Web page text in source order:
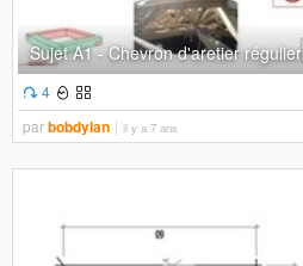
Sujet A1 - Chevron d'aretier régulier
4
parbobdylan il y a 7 ans